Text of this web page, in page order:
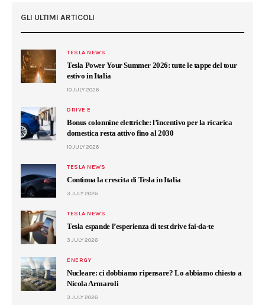
GLI ULTIMI ARTICOLI
TESLA NEWS
Tesla Power Your Summer 2026: tutte le tappe del tour
estivo in Italia
10 JULY 2026
DRIVE E
Bonus colonnine elettriche: l’incentivo per la ricarica
domestica resta attivo fino al 2030
10 JULY 2026
TESLA NEWS
Continua la crescita di Tesla in Italia
3 JULY 2026
TESLA NEWS
Tesla espande l’esperienza di test drive fai-da-te
3 JULY 2026
ENERGY
Nucleare: ci dobbiamo ripensare? Lo abbiamo chiesto a
Nicola Armaroli
3 JULY 2026